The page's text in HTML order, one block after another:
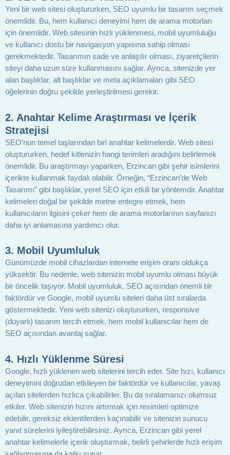
Yeni bir web sitesi oluştururken, SEO uyumlu bir tasarım seçmek
önemlidir. Bu, hem kullanıcı deneyimi hem de arama motorları
için önemlidir. Web sitesinin hızlı yüklenmesi, mobil uyumluluğu
ve kullanıcı dostu bir navigasyon yapısına sahip olması
gerekmektedir. Tasarımın sade ve anlaşılır olması, ziyaretçilerin
siteyi daha uzun süre kullanmasını sağlar. Ayrıca, sitenizde yer
alan başlıklar, alt başlıklar ve meta açıklamaları gibi SEO
öğelerinin doğru şekilde yerleştirilmesi gerekir.
2. Anahtar Kelime Araştırması ve İçerik
Stratejisi
SEO’nun temel taşlarından biri anahtar kelimelerdir. Web sitesi
oluştururken, hedef kitlenizin hangi terimleri aradığını belirlemek
önemlidir. Bu araştırmayı yaparken, Erzincan gibi şehir isimlerini
içerikte kullanmak faydalı olabilir. Örneğin, “Erzincan’de Web
Tasarımı” gibi başlıklar, yerel SEO için etkili bir yöntemdir. Anahtar
kelimeleri doğal bir şekilde metne entegre etmek, hem
kullanıcıların ilgisini çeker hem de arama motorlarının sayfanızı
daha iyi anlamasına yardımcı olur.
3. Mobil Uyumluluk
Günümüzde mobil cihazlardan internete erişim oranı oldukça
yüksektir. Bu nedenle, web sitenizin mobil uyumlu olması büyük
bir öncelik taşıyor. Mobil uyumluluk, SEO açısından önemli bir
faktördür ve Google, mobil uyumlu siteleri daha üst sıralarda
göstermektedir. Yeni web sitenizi oluştururken, responsive
(duyarlı) tasarım tercih etmek, hem mobil kullanıcılar hem de
SEO açısından avantaj sağlar.
4. Hızlı Yüklenme Süresi
Google, hızlı yüklenen web sitelerini tercih eder. Site hızı, kullanıcı
deneyimini doğrudan etkileyen bir faktördür ve kullanıcılar, yavaş
açılan sitelerden hızlıca çıkabilirler. Bu da sıralamanızı olumsuz
etkiler. Web sitenizin hızını artırmak için resimleri optimize
edebilir, gereksiz eklentilerden kaçınabilir ve sitenizin sunucu
yanıt sürelerini iyileştirebilirsiniz. Ayrıca, Erzincan gibi yerel
anahtar kelimelerle içerik oluşturmak, belirli şehirlerde hızlı erişim